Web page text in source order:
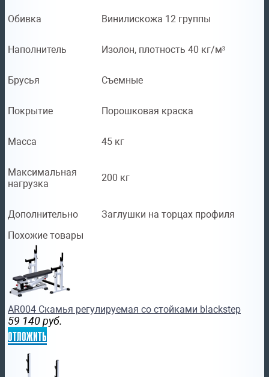
Обивка Винилискожа 12 группы
Наполнитель Изолон, плотность 40 кг/м³
Брусья Съемные
Покрытие Порошковая краска
Масса 45 кг
Максимальная
нагрузка
200 кг
Дополнительно
Заглушки на торцах профиля
Похожие товары
AR004 Скамья регулируемая со стойками blackstep
59 140 руб.
отложить